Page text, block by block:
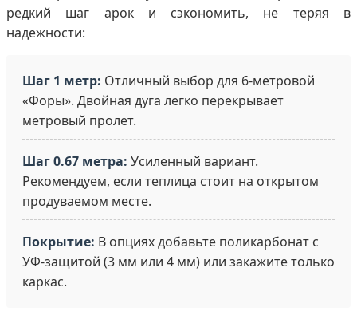
редкий шаг арок и сэкономить, не теряя в
надежности:
Шаг 1 метр: Отличный выбор для 6-метровой
«Форы». Двойная дуга легко перекрывает
метровый пролет.
Шаг 0.67 метра: Усиленный вариант.
Рекомендуем, если теплица стоит на открытом
продуваемом месте.
Покрытие: В опциях добавьте поликарбонат с
УФ-защитой (3 мм или 4 мм) или закажите только
каркас.